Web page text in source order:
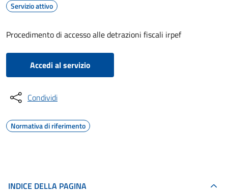
Servizio attivo
Procedimento di accesso alle detrazioni fiscali irpef
Accedi al servizio
Condividi
Normativa di riferimento
INDICE DELLA PAGINA